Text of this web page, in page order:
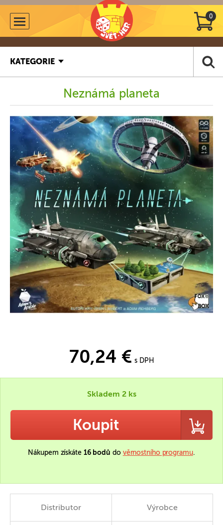
0
KATEGORIE
Neznámá planeta
70,24 € s DPH
Skladem 2 ks
Koupit
Nákupem získáte 16 bodů do věrnostního programu.
Distributor Výrobce